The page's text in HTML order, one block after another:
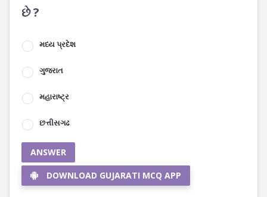
છે ?
મધ્ય પ્રદેશ
ગુજરાત
મહારાષ્ટ્ર
છત્તીસગઢ
ANSWER
DOWNLOAD GUJARATI MCQ APP